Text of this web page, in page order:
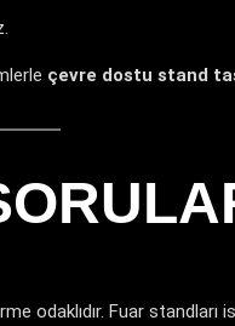
çevre dostu stand
odaklıdır. Fuar